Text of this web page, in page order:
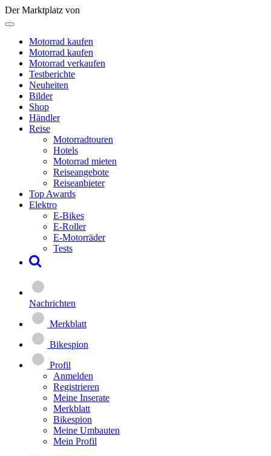
Der Marktplatz von
Motorrad kaufen
Motorrad kaufen
Motorrad verkaufen
Testberichte
Neuheiten
Bilder
Shop
Händler
Reise
Motorradtouren
Hotels
Motorrad mieten
Reiseangebote
Reiseanbieter
Top Awards
Elektro
E-Bikes
E-Roller
E-Motorräder
Tests
Nachrichten
Merkblatt
Bikespion
Profil
Anmelden
Registrieren
Meine Inserate
Merkblatt
Bikespion
Meine Umbauten
Mein Profil